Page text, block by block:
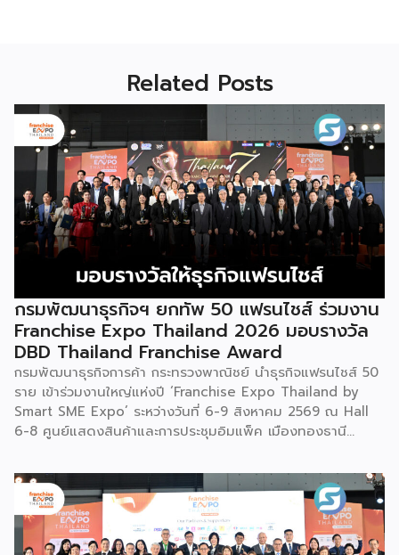
Related Posts
กรมพัฒนาธุรกิจฯ ยกทัพ 50 แฟรนไชส์ ร่วมงาน
Franchise Expo Thailand 2026 มอบรางวัล
DBD Thailand Franchise Award
กรมพัฒนาธุรกิจการค้า กระทรวงพาณิชย์ นำธุรกิจแฟรนไชส์ 50
ราย เข้าร่วมงานใหญ่แห่งปี ‘Franchise Expo Thailand by
Smart SME Expo’ ระหว่างวันที่ 6-9 สิงหาคม 2569 ณ Hall
6-8 ศูนย์แสดงสินค้าและการประชุมอิมแพ็ค เมืองทองธานี
2026 ให้แก่ผู้ประกอบธุรกิจแฟรนไชส์ที่อยู่ในการส่งเสริมสนับสนุน
ของกรมฯ นายพูนพงษ์ นัยนาภากรณ์ อธิบดีกรมพัฒนาธุรกิจ
การค้า กระทรวงพาณิชย์ เปิดเผยภายหลังเป็นประธานเปิดงาน
“งานแฟรนไชส์ เอ็กซ์โป ไทยแลนด์ บาย สมาร์ท เอสเอ็มอี เอ็กซ์
โป (Franchise Expo Thailand by Smart SME Expo)” ซึ่ง